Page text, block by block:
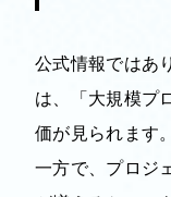
公式情報ではあ
は、「大規模プ
価が見られます。
一方で、プロジ